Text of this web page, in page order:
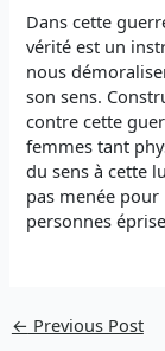
Dans cette
vérité est un
nous
son sens.
contre cette
femmes tant
du sens à cette
pas menée
personnes
← Previous Post